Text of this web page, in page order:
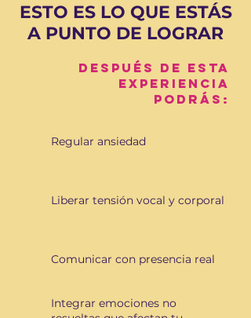
ESTO ES LO QUE ESTÁS
A PUNTO DE LOGRAR
Después de esta
experiencia
podrás:
Regular ansiedad
Liberar tensión vocal y corporal
Comunicar con presencia real
Integrar emociones no